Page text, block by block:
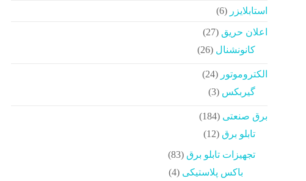
استابلایزر
6
6
اعلان حریق 27
27
محصولات
کانونشنال 26
26
الکتروموتور
24
24
گیربکس 3
3
برق صنعتی 184
184
تابلو برق 12
12
تجهیزات تابلو برق 83
83
محصولات
باکس پلاستیکی 4
4